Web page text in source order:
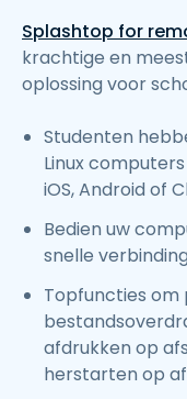
Splashtop for
krachtige en
oplossing voor
Studenten
Linux
iOS, Android of
Bedien uw
snelle
Topfuncties
afdrukken op
herstarten op